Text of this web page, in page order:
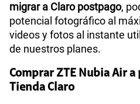
migrar a Claro postpago,
potencial fotográfico al
videos y fotos al instante
de nuestros planes.
Comprar ZTE Nubia Air
Tienda Claro